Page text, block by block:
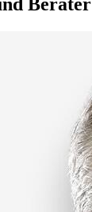
Berater